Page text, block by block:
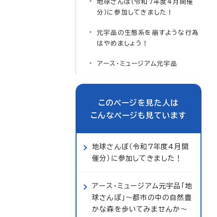
地球さんぽ（令和7年度4月開催
分）に参加してきました！
元宇品の生態系を崩すような行為
はやめましょう！
アース・ミュージアム元宇品
このページを見た人は
こんなページも見ています
地球さんぽ（令和7年度4月開
催分）に参加してきました！
アース・ミュージアム元宇品「地
球さんぽ」～都市の中の自然豊
かな森を歩いてみませんか～